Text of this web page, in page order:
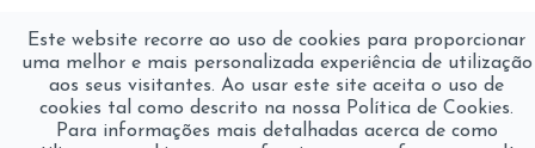
Este website recorre ao uso de cookies para proporcionar
uma melhor e mais personalizada experiência de utilização
aos seus visitantes. Ao usar este site aceita o uso de
cookies tal como descrito na nossa Política de Cookies.
Para informações mais detalhadas acerca de como